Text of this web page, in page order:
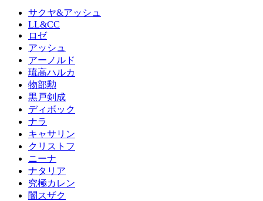
サクヤ&アッシュ
LL&CC
ロゼ
アッシュ
アーノルド
琉高ハルカ
物部勲
黒戸剣成
ディボック
ナラ
キャサリン
クリストフ
ニーナ
ナタリア
究極カレン
闇スザク